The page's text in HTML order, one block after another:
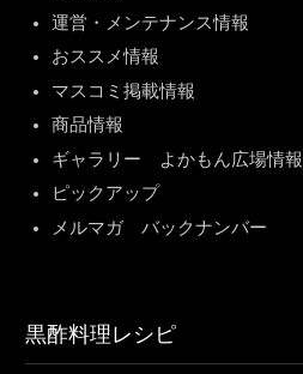
運営・メンテナンス情報
おススメ情報
マスコミ掲載情報
商品情報
ギャラリー よかもん広場情報
ピックアップ
メルマガ バックナンバー
黒酢料理レシピ